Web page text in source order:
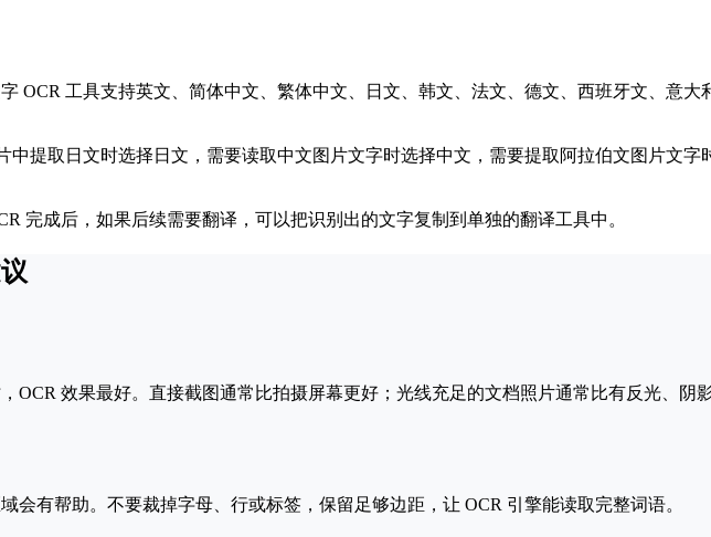
OCR 工具支持英文、简体中文、繁体中文、日文、韩文、法文、德文、西班牙文、意
中提取日文时选择日文，需要读取中文图片文字时选择中文，需要提取阿拉伯文图片文
完成后，如果后续需要翻译，可以把识别出的文字复制到单独的翻译工具中。
OCR 效果最好。直接截图通常比拍摄屏幕更好；光线充足的文档照片通常比有反光、阴
会有帮助。不要裁掉字母、行或标签，保留足够边距，让 OCR 引擎能读取完整词语。